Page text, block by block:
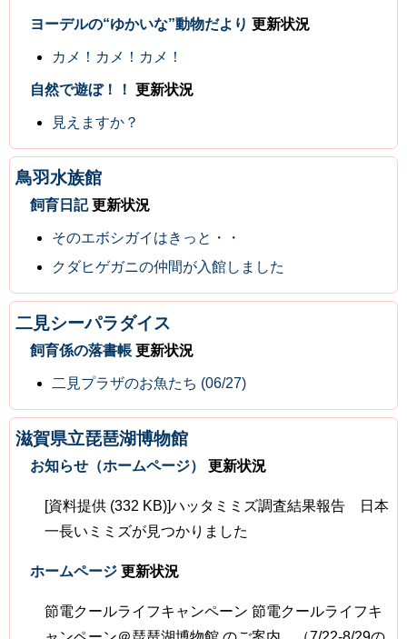
ヨーデルの“ゆかいな”動物だより 更新状況
カメ！カメ！カメ！
自然で遊ぼ！！ 更新状況
見えますか？
鳥羽水族館
飼育日記更新状況
そのエボシガイはきっと・・
クダヒゲガニの仲間が入館しました
二見シーパラダイス
飼育係の落書帳 更新状況
二見プラザのお魚たち (06/27)
滋賀県立琵琶湖博物館
お知らせ（ホームページ） 更新状況
[資料提供 (332 KB)]ハッタミミズ調査結果報告 日本
一長いミミズが見つかりました
ホームページ 更新状況
節電クールライフキャンペーン 節電クールライフキ